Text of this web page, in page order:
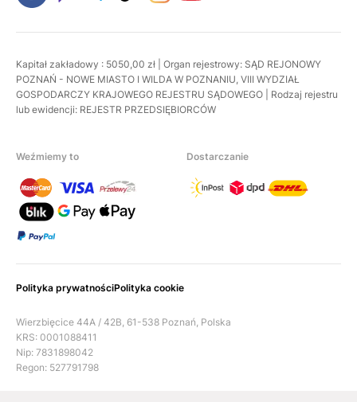
Kapitał zakładowy : 5050,00 zł | Organ rejestrowy: SĄD REJONOWY
POZNAŃ - NOWE MIASTO I WILDA W POZNANIU, VIII WYDZIAŁ
GOSPODARCZY KRAJOWEGO REJESTRU SĄDOWEGO | Rodzaj rejestru
lub ewidencji: REJESTR PRZEDSIĘBIORCÓW
Weźmiemy to Dostarczanie
Polityka prywatnościPolityka cookie
Wierzbięcice 44A / 42B, 61-538 Poznań, Polska
KRS: 0001088411
Nip: 7831898042
Regon: 527791798